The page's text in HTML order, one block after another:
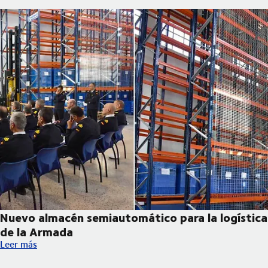
Nuevo almacén semiautomático para la logística
de la Armada
Nuevo almacén semiautomático para la logística de la Armada
Leer más